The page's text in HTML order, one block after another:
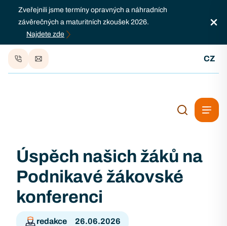
Zveřejnili jsme termíny opravných a náhradních
závěrečných a maturitních zkoušek 2026.
Najdete zde
CZ
Úspěch našich žáků na
Podnikavé žákovské
konferenci
redakce 26.06.2026